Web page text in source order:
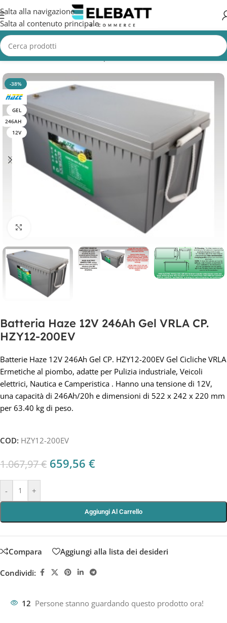
Salta alla navigazione
Salta al contenuto principale
Home/MACCHINE PULIZIA/Spazzatrici
-38%
GEL
246AH
12V
Batteria Haze 12V 246Ah Gel VRLA CP.
HZY12-200EV
Batterie Haze 12V 246Ah Gel CP. HZY12-200EV Gel Cicliche VRLA
Ermetiche al piombo, adatte per Pulizia industriale, Veicoli
elettrici, Nautica e Camperistica . Hanno una tensione di 12V,
una capacità di 246Ah/20h e dimensioni di 522 x 242 x 220 mm
per 63.40 kg di peso.
COD: HZY12-200EV
1.067,97€ 659,56 €
- +
Aggiungi Al Carrello
Compara Aggiungi alla lista dei desideri
Condividi:
12 Persone stanno guardando questo prodotto ora!